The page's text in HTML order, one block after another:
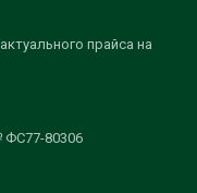
прайса на
80306